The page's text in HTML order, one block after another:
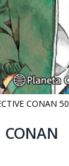
CONAN 50
CONAN